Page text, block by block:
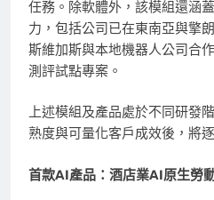
任務。除軟體外，該模組還涵
力，包括公司已在東南亞與擎
斯維加斯與本地機器人公司合
測評試點專案。
上述模組及產品處於不同研發
熟度與可量化客戶成效後，將
首款AI產品：酒店業AI原生勞